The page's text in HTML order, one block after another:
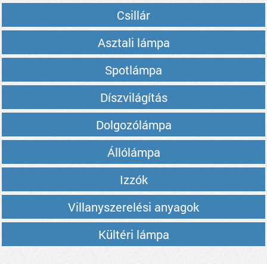
Csillár
Asztali lámpa
Spotlámpa
Díszvilágítás
Dolgozólámpa
Állólámpa
Izzók
Villanyszerelési anyagok
Kültéri lámpa